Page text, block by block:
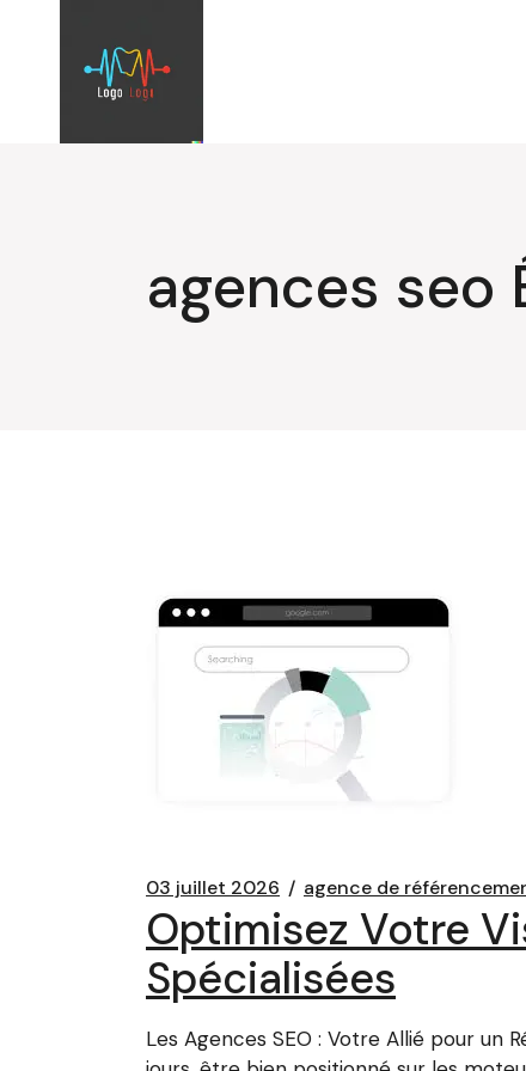
agences seo
03 juillet 2026 agence de
Optimisez Votre
Spécialisées
Les Agences SEO : Votre Allié pour un